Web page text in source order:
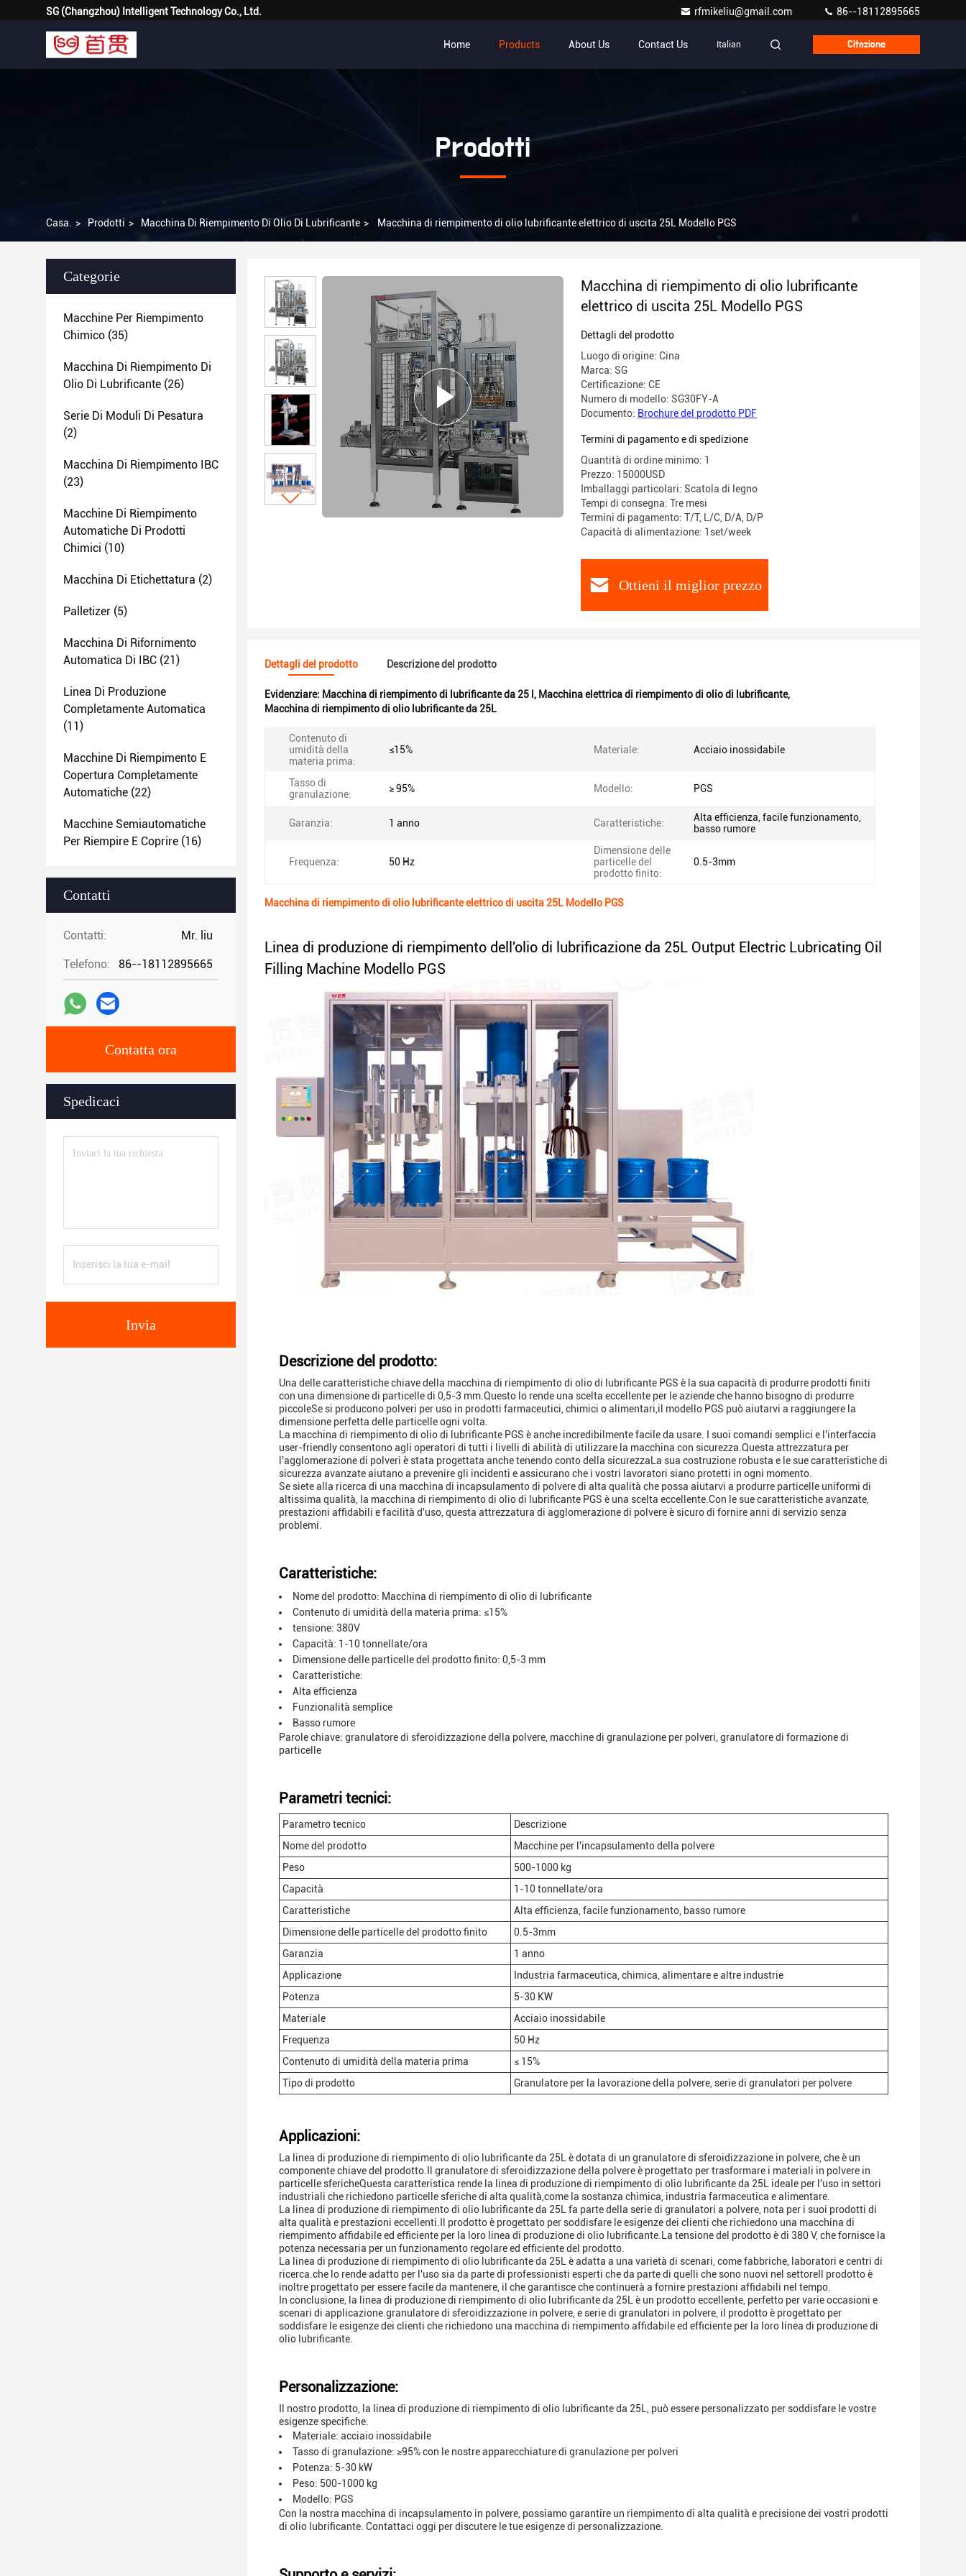
SG (Changzhou) Intelligent Technology Co., Ltd. rfmikeliu@gmail.com 86--18112895665
Home Products About Us Contact Us Italian Citazione
Prodotti
Casa. > Prodotti > Macchina Di Riempimento Di Olio Di Lubrificante > Macchina di riempimento di olio lubrificante elettrico di uscita 25L Modello PGS
Categorie
Macchine Per Riempimento
Chimico (35)
Macchina Di Riempimento Di
Olio Di Lubrificante (26)
Serie Di Moduli Di Pesatura
(2)
Macchina Di Riempimento IBC
(23)
Macchine Di Riempimento
Automatiche Di Prodotti
Chimici (10)
Macchina Di Etichettatura (2)
Palletizer (5)
Macchina Di Rifornimento
Automatica Di IBC (21)
Linea Di Produzione
Completamente Automatica
(11)
Macchine Di Riempimento E
Copertura Completamente
Automatiche (22)
Macchine Semiautomatiche
Per Riempire E Coprire (16)
Contatti
Contatti: Mr. liu
Telefono: 86--18112895665
Contatta ora
Spedicaci
Invia
Macchina di riempimento di olio lubrificante
elettrico di uscita 25L Modello PGS
Dettagli del prodotto
Luogo di origine: Cina
Marca: SG
Certificazione: CE
Numero di modello: SG30FY-A
Documento: Brochure del prodotto PDF
Termini di pagamento e di spedizione
Quantità di ordine minimo: 1
Prezzo: 15000USD
Imballaggi particolari: Scatola di legno
Tempi di consegna: Tre mesi
Termini di pagamento: T/T, L/C, D/A, D/P
Capacità di alimentazione: 1set/week
Ottieni il miglior prezzo
Dettagli del prodotto Descrizione del prodotto
Evidenziare: Macchina di riempimento di lubrificante da 25 l , Macchina elettrica di riempimento di olio di lubrificante,
Macchina di riempimento di olio lubrificante da 25L
Contenuto di
umidità della
materia prima:
≤15% Materiale: Acciaio inossidabile
Tasso di
granulazione:
≥ 95% Modello: PGS
Garanzia: 1 anno Caratteristiche:
Alta efficienza, facile funzionamento,
basso rumore
Frequenza: 50 Hz
Dimensione delle
particelle del
prodotto finito:
0.5-3mm
Macchina di riempimento di olio lubrificante elettrico di uscita 25L Modello PGS
Linea di produzione di riempimento dell'olio di lubrificazione da 25L Output Electric Lubricating Oil
Filling Machine Modello PGS
Descrizione del prodotto:
Una delle caratteristiche chiave della macchina di riempimento di olio di lubrificante PGS è la sua capacità di produrre prodotti finiti
con una dimensione di particelle di 0,5-3 mm.Questo lo rende una scelta eccellente per le aziende che hanno bisogno di produrre
piccoleSe si producono polveri per uso in prodotti farmaceutici, chimici o alimentari,il modello PGS può aiutarvi a raggiungere la
dimensione perfetta delle particelle ogni volta.
La macchina di riempimento di olio di lubrificante PGS è anche incredibilmente facile da usare. I suoi comandi semplici e l'interfaccia
user-friendly consentono agli operatori di tutti i livelli di abilità di utilizzare la macchina con sicurezza.Questa attrezzatura per
l'agglomerazione di polveri è stata progettata anche tenendo conto della sicurezzaLa sua costruzione robusta e le sue caratteristiche di
sicurezza avanzate aiutano a prevenire gli incidenti e assicurano che i vostri lavoratori siano protetti in ogni momento.
Se siete alla ricerca di una macchina di incapsulamento di polvere di alta qualità che possa aiutarvi a produrre particelle uniformi di
altissima qualità, la macchina di riempimento di olio di lubrificante PGS è una scelta eccellente.Con le sue caratteristiche avanzate,
prestazioni affidabili e facilità d'uso, questa attrezzatura di agglomerazione di polvere è sicuro di fornire anni di servizio senza
problemi.
Caratteristiche:
Nome del prodotto: Macchina di riempimento di olio di lubrificante
Contenuto di umidità della materia prima: ≤15%
tensione: 380V
Capacità: 1-10 tonnellate/ora
Dimensione delle particelle del prodotto finito: 0,5-3 mm
Caratteristiche:
Alta efficienza
Funzionalità semplice
Basso rumore
Parole chiave: granulatore di sferoidizzazione della polvere, macchine di granulazione per polveri, granulatore di formazione di
particelle
Parametri tecnici:
Parametro tecnico
Descrizione
Nome del prodotto
Macchine per l'incapsulamento della polvere
Peso
500-1000 kg
Capacità
1-10 tonnellate/ora
Caratteristiche
Alta efficienza, facile funzionamento, basso rumore
Dimensione delle particelle del prodotto finito
0.5-3mm
Garanzia
1 anno
Applicazione
Industria farmaceutica, chimica, alimentare e altre industrie
Potenza
5-30 KW
Materiale
Acciaio inossidabile
Frequenza
50 Hz
Contenuto di umidità della materia prima
≤ 15%
Tipo di prodotto
Granulatore per la lavorazione della polvere, serie di granulatori per polvere
Applicazioni:
La linea di produzione di riempimento di olio lubrificante da 25L è dotata di un granulatore di sferoidizzazione in polvere, che è un
componente chiave del prodotto.Il granulatore di sferoidizzazione della polvere è progettato per trasformare i materiali in polvere in
particelle sfericheQuesta caratteristica rende la linea di produzione di riempimento di olio lubrificante da 25L ideale per l'uso in settori
industriali che richiedono particelle sferiche di alta qualità,come la sostanza chimica, industria farmaceutica e alimentare.
La linea di produzione di riempimento di olio lubrificante da 25L fa parte della serie di granulatori a polvere, nota per i suoi prodotti di
alta qualità e prestazioni eccellenti.Il prodotto è progettato per soddisfare le esigenze dei clienti che richiedono una macchina di
riempimento affidabile ed efficiente per la loro linea di produzione di olio lubrificante.La tensione del prodotto è di 380 V, che fornisce la
potenza necessaria per un funzionamento regolare ed efficiente del prodotto.
La linea di produzione di riempimento di olio lubrificante da 25L è adatta a una varietà di scenari, come fabbriche, laboratori e centri di
ricerca.che lo rende adatto per l'uso sia da parte di professionisti esperti che da parte di quelli che sono nuovi nel settoreIl prodotto è
inoltre progettato per essere facile da mantenere, il che garantisce che continuerà a fornire prestazioni affidabili nel tempo.
In conclusione, la linea di produzione di riempimento di olio lubrificante da 25L è un prodotto eccellente, perfetto per varie occasioni e
scenari di applicazione.granulatore di sferoidizzazione in polvere, e serie di granulatori in polvere, il prodotto è progettato per
soddisfare le esigenze dei clienti che richiedono una macchina di riempimento affidabile ed efficiente per la loro linea di produzione di
olio lubrificante.
Personalizzazione:
Il nostro prodotto, la linea di produzione di riempimento di olio lubrificante da 25L, può essere personalizzato per soddisfare le vostre
esigenze specifiche.
Materiale: acciaio inossidabile
Tasso di granulazione: ≥95% con le nostre apparecchiature di granulazione per polveri
Potenza: 5-30 kW
Peso: 500-1000 kg
Modello: PGS
Con la nostra macchina di incapsulamento in polvere, possiamo garantire un riempimento di alta qualità e precisione dei vostri prodotti
di olio lubrificante. Contattaci oggi per discutere le tue esigenze di personalizzazione.